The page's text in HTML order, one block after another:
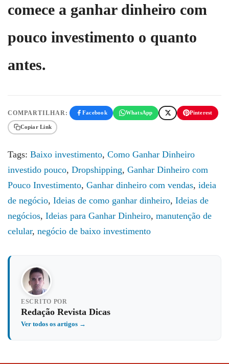
comece a ganhar dinheiro com
pouco investimento o quanto
antes.
COMPARTILHAR: Facebook WhatsApp Pinterest
Copiar Link
Tags: Baixo investimento, Como Ganhar Dinheiro
investido pouco, Dropshipping, Ganhar Dinheiro com
Pouco Investimento, Ganhar dinheiro com vendas, ideia
de negócio, Ideias de como ganhar dinheiro, Ideias de
negócios, Ideias para Ganhar Dinheiro, manutenção de
celular, negócio de baixo investimento
ESCRITO POR
Redação Revista Dicas
Ver todos os artigos →